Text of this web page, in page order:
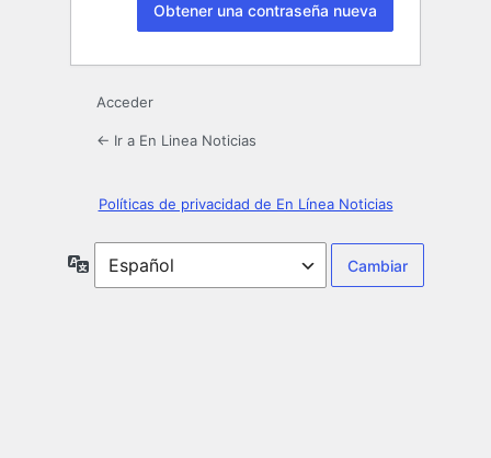
Acceder
← Ir a En Linea Noticias
Políticas de privacidad de En Línea Noticias
Idioma